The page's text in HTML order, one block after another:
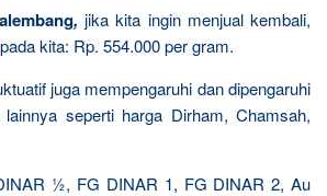
, jika kita ingin menjual kembali,
pada kita: Rp. 554.000 per gram.
juga mempengaruhi dan dipengaruhi
lainnya seperti harga Dirham, Chamsah,
½, FG DINAR 1, FG DINAR 2, Au